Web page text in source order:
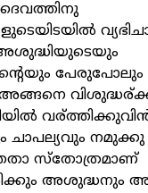
പേരുപോലും
നമുക്കു
സ്‌തോത്രമാണ്
അശുദ്ധനും